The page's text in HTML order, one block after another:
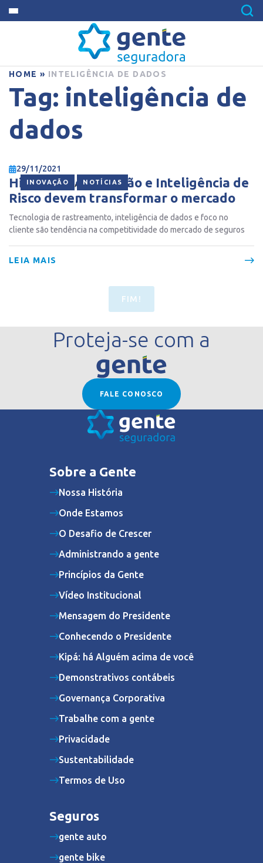
HOME » INTELIGÊNCIA DE DADOS
Tag: inteligência de
dados
INOVAÇÃO , NOTÍCIAS
29/11/2021
Hiper personalização e Inteligência de
Risco devem transformar o mercado
Tecnologia de rastreamento, inteligência de dados e foco no
cliente são tendência na competitividade do mercado de seguros
LEIA MAIS
FIM!
Proteja-se com a
FALE CONOSCO
Sobre a Gente
Nossa História
Onde Estamos
O Desafio de Crescer
Administrando a gente
Princípios da Gente
Vídeo Institucional
Mensagem do Presidente
Conhecendo o Presidente
Kipá: há Alguém acima de você
Demonstrativos contábeis
Governança Corporativa
Trabalhe com a gente
Privacidade
Sustentabilidade
Termos de Uso
Seguros
gente auto
gente bike